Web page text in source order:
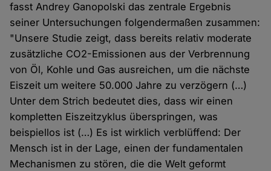
fasst Andrey Ganopolski das zentrale Ergebnis
seiner Untersuchungen folgendermaßen zusammen:
"Unsere Studie zeigt, dass bereits relativ moderate
zusätzliche CO2-Emissionen aus der Verbrennung
von Öl, Kohle und Gas ausreichen, um die nächste
Eiszeit um weitere 50.000 Jahre zu verzögern (…)
Unter dem Strich bedeutet dies, dass wir einen
kompletten Eiszeitzyklus überspringen, was
beispiellos ist (…) Es ist wirklich verblüffend: Der
Mensch ist in der Lage, einen der fundamentalen
Mechanismen zu stören, die die Welt geformt